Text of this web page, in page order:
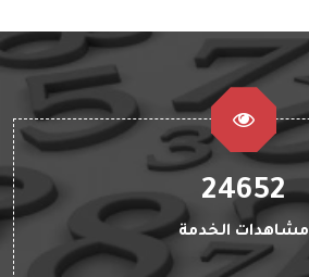
24652
مشاهدات الخدمة